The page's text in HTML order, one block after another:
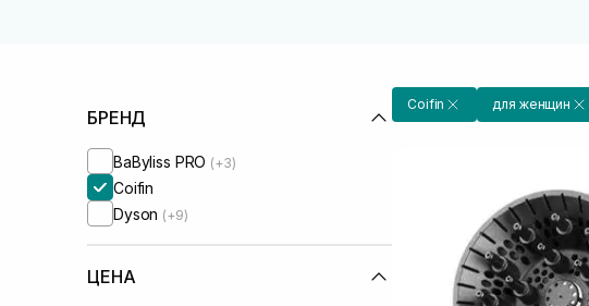
БРЕНД
BaByliss PRO (+3)
Coifin
Dyson (+9)
ЦЕНА
Coifin для женщин